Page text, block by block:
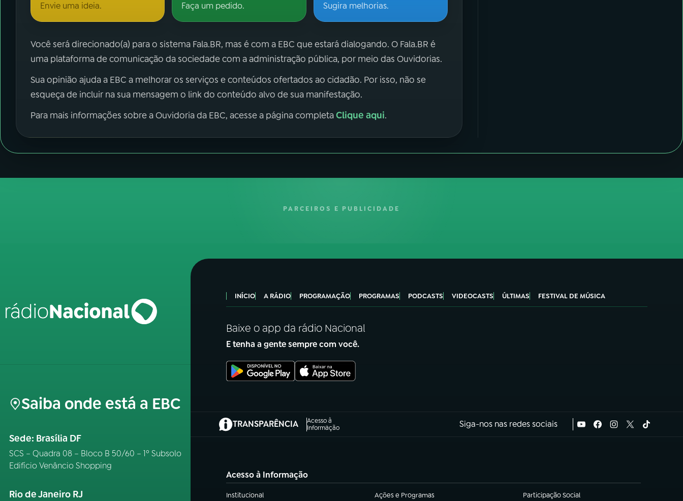
Envie uma ideia. Faça um pedido. Sugira melhorias.
Você será direcionado(a) para o sistema Fala.BR, mas é com a EBC que estará dialogando. O Fala.BR é
uma plataforma de comunicação da sociedade com a administração pública, por meio das Ouvidorias.
Sua opinião ajuda a EBC a melhorar os serviços e conteúdos ofertados ao cidadão. Por isso, não se
esqueça de incluir na sua mensagem o link do conteúdo alvo de sua manifestação.
Para mais informações sobre a Ouvidoria da EBC, acesse a página completaClique aqui.
PARCEIROS E PUBLICIDADE
Saiba onde está a EBC
Sede: Brasília DF
SCS – Quadra 08 – Bloco B 50/60 – 1º Subsolo
Edifício Venâncio Shopping
Rio de Janeiro RJ
INÍCIO A RÁDIO PROGRAMAÇÃO PROGRAMAS PODCASTS VIDEOCASTS ÚLTIMAS FESTIVAL DE MÚSICA
Baixe o app da rádio Nacional
E tenha a gente sempre com você.
TRANSPARÊNCIA
Acesso à
Informação
(abre em nova aba) Siga-nos nas redes sociais
Acesso à Informação
Institucional
(abre em nova aba) Ações e Programas
(abre em nova aba) Participação Social
(abre em nova aba)